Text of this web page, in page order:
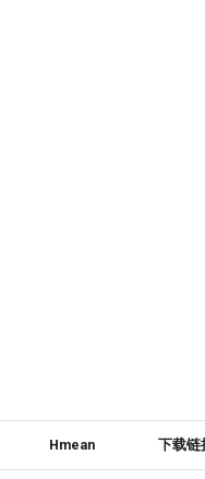
Hmean 下载链